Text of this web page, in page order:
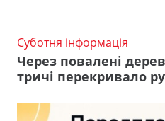
Суботня інформація
Через повалені
тричі перекривало